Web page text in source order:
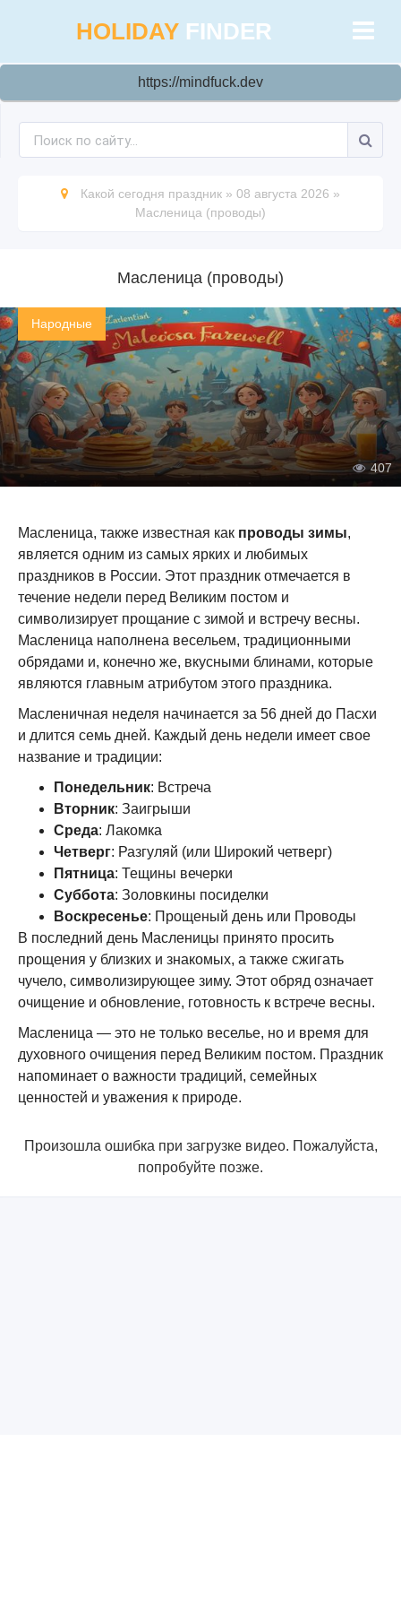
HOLIDAY FINDER
https://mindfuck.dev
Какой сегодня праздник » 08 августа 2026 »
Масленица (проводы)
Масленица (проводы)
Народные
407
Масленица, также известная как проводы зимы,
является одним из самых ярких и любимых
праздников в России. Этот праздник отмечается в
течение недели перед Великим постом и
символизирует прощание с зимой и встречу весны.
Масленица наполнена весельем, традиционными
обрядами и, конечно же, вкусными блинами, которые
являются главным атрибутом этого праздника.
Масленичная неделя начинается за 56 дней до Пасхи
и длится семь дней. Каждый день недели имеет свое
название и традиции:
Понедельник: Встреча
Вторник: Заигрыши
Среда: Лакомка
Четверг: Разгуляй (или Широкий четверг)
Пятница: Тещины вечерки
Суббота: Золовкины посиделки
Воскресенье: Прощеный день или Проводы
В последний день Масленицы принято просить
прощения у близких и знакомых, а также сжигать
чучело, символизирующее зиму. Этот обряд означает
очищение и обновление, готовность к встрече весны.
Масленица — это не только веселье, но и время для
духовного очищения перед Великим постом. Праздник
напоминает о важности традиций, семейных
ценностей и уважения к природе.
Произошла ошибка при загрузке видео. Пожалуйста,
попробуйте позже.